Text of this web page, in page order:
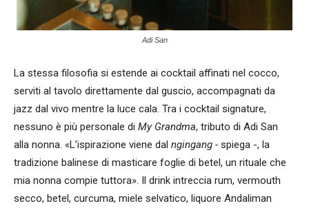
Adi San
La stessa filosofia si estende ai cocktail affinati nel cocco,
serviti al tavolo direttamente dal guscio, accompagnati da
jazz dal vivo mentre la luce cala. Tra i cocktail signature,
nessuno è più personale di My Grandma, tributo di Adi San
alla nonna. «L’ispirazione viene dal ngingang - spiega -, la
tradizione balinese di masticare foglie di betel, un rituale che
mia nonna compie tuttora». Il drink intreccia rum, vermouth
secco, betel, curcuma, miele selvatico, liquore Andaliman